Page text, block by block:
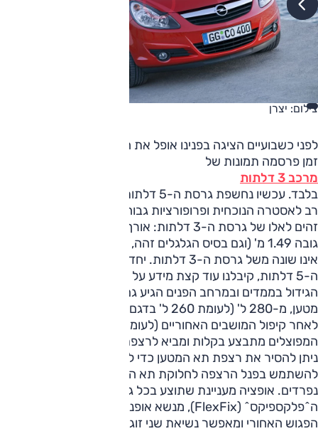
צילום: יצרן
לפני כשבועיים הציגה בפנינו אופל את הקורסה החדשה, ובאותו
זמן פרסמה תמונות של
מרכב 3 דלתות
בלבד. עכשיו נחשפת גרסת ה-5 דלתות, שגם היא מציגה דמיון
רב לאסטרה הנוכחית ופרופורציות גבוהות. הממדים החיצוניים
אינו שונה משל גרסת ה-3 דלתות. יחד עם תמונות של גרסת
ה-5 דלתות, קיבלנו עוד קצת מידע על ההיצע כולו. יחד עם
הגידול בממדים ובמרחב הפנים הגיע גם גידול קל בנפח תא
המפוצלים מתבצע בקלות ומביא לרצפת הטענה שטוחה. בנוסף,
ניתן להסיר את רצפת תא המטען כדי לקבל תוספת עומק, וניתן
להשתמש בפנל הרצפה לחלוקת תא המטען לשני אזורים
נפרדים. אופציה מעניינת שתוצע בכל גרסאות הקורסה היא
ה^פלקספיקס^ (FlexFix), מנשא אופניים אינטגרלי הנשלף מתוך
הפגוש האחורי ומאפשר נשיאת שני זוגות אופניים.